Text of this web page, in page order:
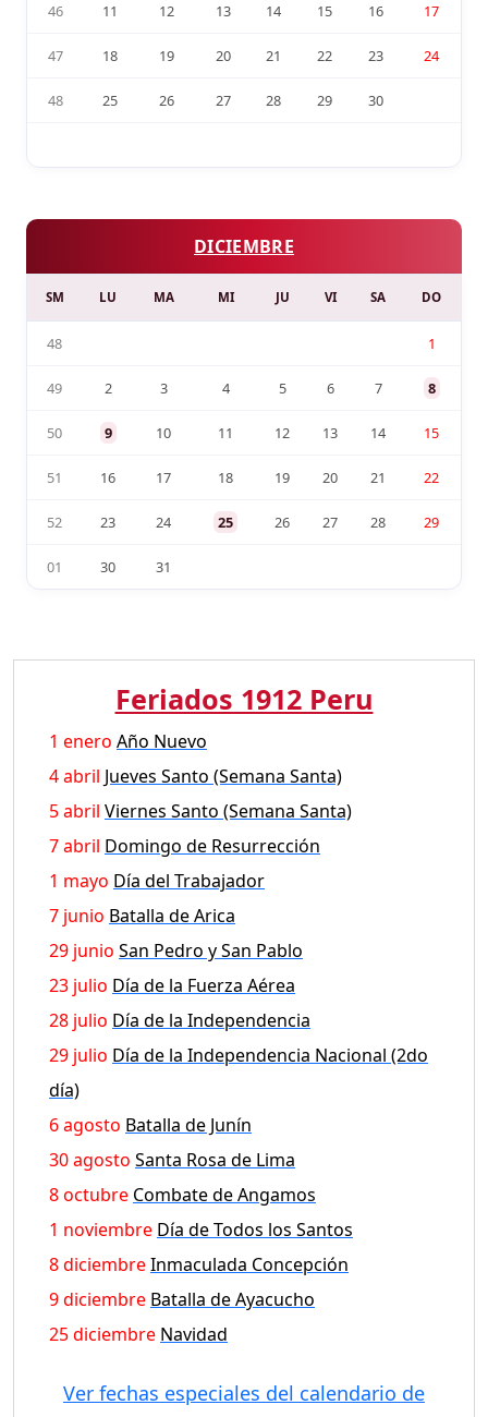
46 11 12 13 14 15 16 17
47 18 19 20 21 22 23 24
48 25 26 27 28 29 30
DICIEMBRE
SM LU MA MI JU VI SA DO
48 1
49 2 3 4 5 6 7 8
50 9 10 11 12 13 14 15
51 16 17 18 19 20 21 22
52 23 24 25 26 27 28 29
01 30 31
Feriados 1912 Peru
1 enero Año Nuevo
4 abril Jueves Santo (Semana Santa)
5 abril Viernes Santo (Semana Santa)
7 abril Domingo de Resurrección
1 mayo Día del Trabajador
7 junio Batalla de Arica
29 junio San Pedro y San Pablo
23 julio Día de la Fuerza Aérea
28 julio Día de la Independencia
29 julio Día de la Independencia Nacional (2do
día)
6 agosto Batalla de Junín
30 agosto Santa Rosa de Lima
8 octubre Combate de Angamos
1 noviembre Día de Todos los Santos
8 diciembreInmaculada Concepción
9 diciembre Batalla de Ayacucho
25 diciembre Navidad
Ver fechas especiales del calendario de